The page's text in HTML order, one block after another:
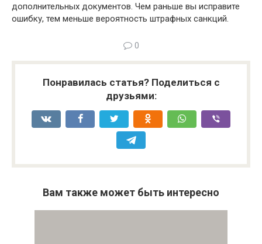
дополнительных документов. Чем раньше вы исправите
ошибку, тем меньше вероятность штрафных санкций.
0
Понравилась статья? Поделиться с
друзьями:
Вам также может быть интересно